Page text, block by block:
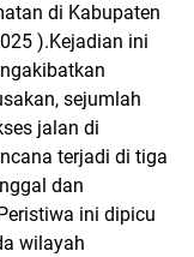
di Kabupaten
).Kejadian ini
sejumlah
jalan di
terjadi di tiga
dan
ini dipicu
wilayah